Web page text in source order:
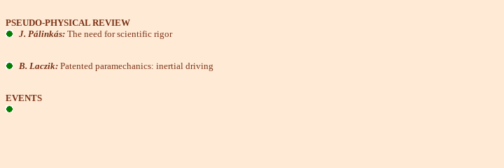
PSEUDO-PHYSICAL REVIEW
J. Pálinkás: The need for scientific rigor
B. Laczik: Patented paramechanics: inertial driving
EVENTS